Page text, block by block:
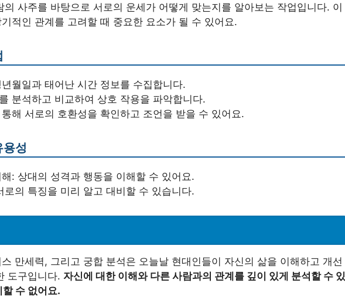
의 사주를 바탕으로 서로의 운세가 어떻게 맞는지를 알아보는 작업입니다. 이
적인 관계를 고려할 때 중요한 요소가 될 수 있어요.
월일과 태어난 시간 정보를 수집합니다.
분석하고 비교하여 상호 작용을 파악합니다.
해 서로의 호환성을 확인하고 조언을 받을 수 있어요.
성
: 상대의 성격과 행동을 이해할 수 있어요.
로의 특징을 미리 알고 대비할 수 있습니다.
만세력, 그리고 궁합 분석은 오늘날 현대인들이 자신의 삶을 이해하고 개선
도구입니다. 자신에 대한 이해와 다른 사람과의 관계를 깊이 있게 분석할 수 있
수 없어요.